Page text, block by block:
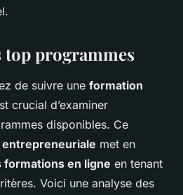
top programmes
de suivre une formation
crucial d’examiner
disponibles. Ce
met en
formations en ligne en tenant
Voici une analyse des